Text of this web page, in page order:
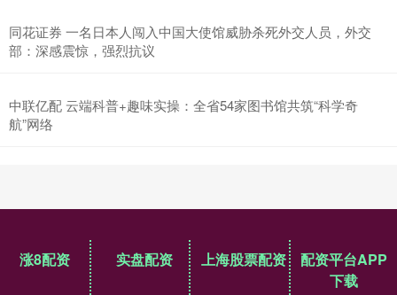
同花证券 一名日本人闯入中国大使馆威胁杀死外交人员，外交
部：深感震惊，强烈抗议
中联亿配 云端科普+趣味实操：全省54家图书馆共筑“科学奇
航”网络
涨8配资 实盘配资 上海股票配资
配资平台APP
下载